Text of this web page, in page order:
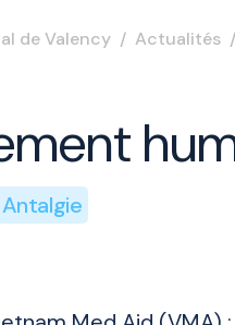
de Valency Actualités
Antalgie